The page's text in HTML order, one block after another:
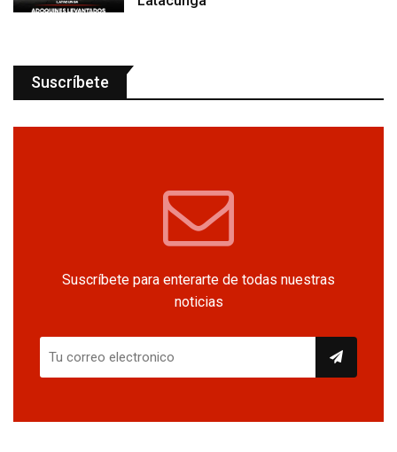
Suscríbete
Suscríbete para enterarte de todas nuestras
noticias